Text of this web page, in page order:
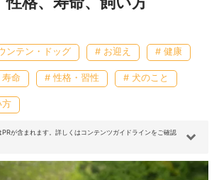
ンテン・ドッグ # お迎え # 健康
命 # 性格・習性 # 犬のこと
方
が含まれます。詳しくはコンテンツガイドラインをご確認